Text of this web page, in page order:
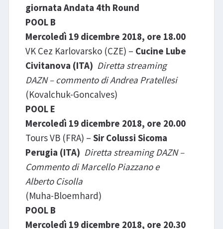
giornata Andata 4th Round
POOL B
Mercoledì 19 dicembre 2018, ore 18.00
VK Cez Karlovarsko (CZE) – Cucine Lube
Civitanova (ITA) Diretta streaming
DAZN – commento di Andrea Pratellesi
(Kovalchuk-Goncalves)
POOL E
Mercoledì 19 dicembre 2018, ore 20.00
Tours VB (FRA) – Sir Colussi Sicoma
Perugia (ITA) Diretta streaming DAZN –
Commento di Marcello Piazzano e
Alberto Cisolla
(Muha-Bloemhard)
POOL B
Mercoledì 19 dicembre 2018, ore 20.30